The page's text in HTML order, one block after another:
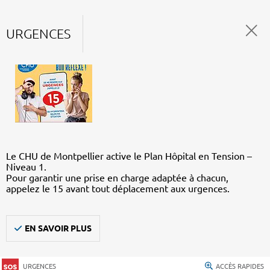
URGENCES
Le CHU de Montpellier active le Plan Hôpital en Tension –
Niveau 1.
Pour garantir une prise en charge adaptée à chacun,
appelez le 15 avant tout déplacement aux urgences.
EN SAVOIR PLUS
URGENCES ACCÈS RAPIDES